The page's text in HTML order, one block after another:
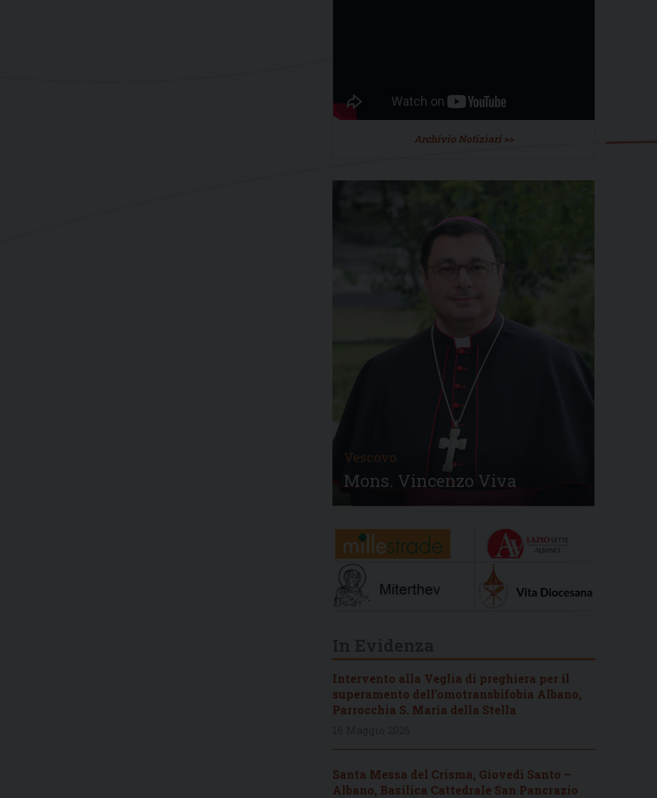
Archivio Notiziari >>
Vescovo
Mons. Vincenzo Viva
Intervento alla Veglia di preghiera per il
superamento dell’omotransbifobia Albano,
Parrocchia S. Maria della Stella
Santa Messa del Crisma, Giovedì Santo –
Albano, Basilica Cattedrale San Pancrazio